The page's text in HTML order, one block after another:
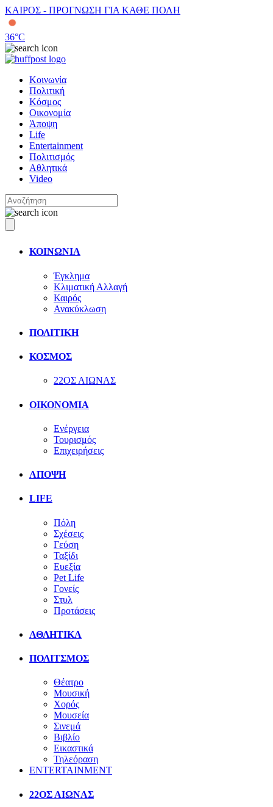
ΚΑΙΡΟΣ - ΠΡΟΓΝΩΣΗ ΓΙΑ ΚΑΘΕ ΠΟΛΗ
36°C
Κοινωνία
Πολιτική
Κόσμος
Οικονομία
Άποψη
Life
Entertainment
Πολιτισμός
Αθλητικά
Video
ΚΟΙΝΩΝΙΑ
Έγκλημα
Κλιματική Αλλαγή
Καιρός
Ανακύκλωση
ΠΟΛΙΤΙΚΗ
ΚΟΣΜΟΣ
22ΟΣ ΑΙΩΝΑΣ
ΟΙΚΟΝΟΜΙΑ
Ενέργεια
Τουρισμός
Επιχειρήσεις
ΑΠΟΨΗ
LIFE
Πόλη
Σχέσεις
Γεύση
Ταξίδι
Ευεξία
Pet Life
Γονείς
Στυλ
Προτάσεις
ΑΘΛΗΤΙΚΑ
ΠΟΛΙΤΣΜΟΣ
Θέατρο
Μουσική
Χορός
Μουσεία
Σινεμά
Βιβλίο
Εικαστικά
Τηλεόραση
ENTERTAINMENT
22ΟΣ ΑΙΩΝΑΣ